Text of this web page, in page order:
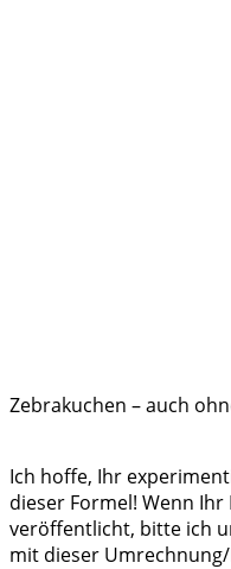
Zebrakuchen – auch
Ich hoffe, Ihr
dieser Formel! Wenn
veröffentlicht, bitte ich
mit dieser